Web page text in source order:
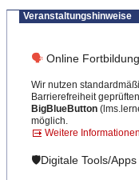
Veranstaltungshinweise
🗣 Online
Wir nutzen
Barrierefreiheit
BigBlueButton
möglich.
Weitere Informationen
🛡️Digitale Tools/Apps